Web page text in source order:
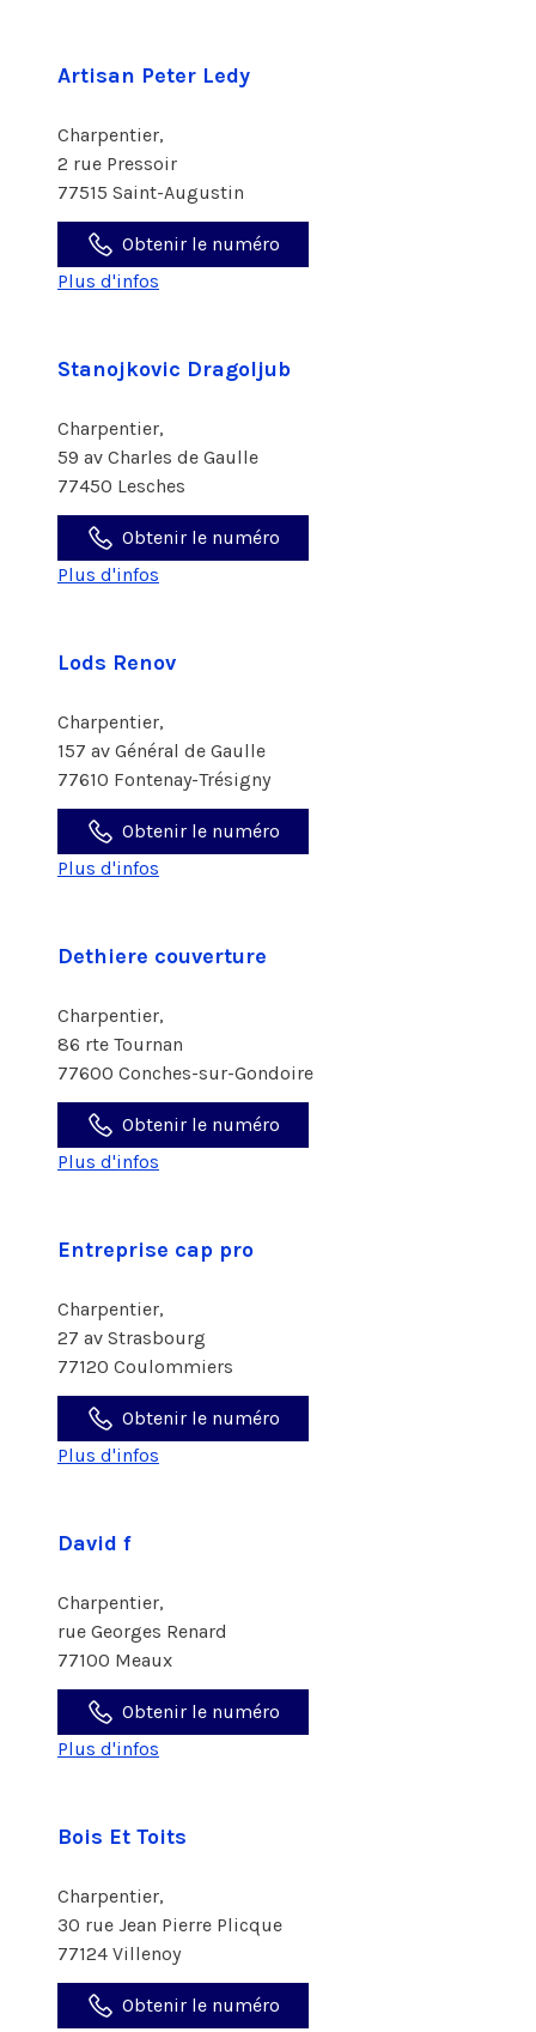
Artisan Peter Ledy
Charpentier,
2 rue Pressoir
77515 Saint-Augustin
Obtenir le numéro
Plus d'infos
Stanojkovic Dragoljub
Charpentier,
59 av Charles de Gaulle
77450 Lesches
Obtenir le numéro
Plus d'infos
Lods Renov
Charpentier,
157 av Général de Gaulle
77610 Fontenay-Trésigny
Obtenir le numéro
Plus d'infos
Dethiere couverture
Charpentier,
86 rte Tournan
77600 Conches-sur-Gondoire
Obtenir le numéro
Plus d'infos
Entreprise cap pro
Charpentier,
27 av Strasbourg
77120 Coulommiers
Obtenir le numéro
Plus d'infos
David f
Charpentier,
rue Georges Renard
77100 Meaux
Obtenir le numéro
Plus d'infos
Bois Et Toits
Charpentier,
30 rue Jean Pierre Plicque
77124 Villenoy
Obtenir le numéro